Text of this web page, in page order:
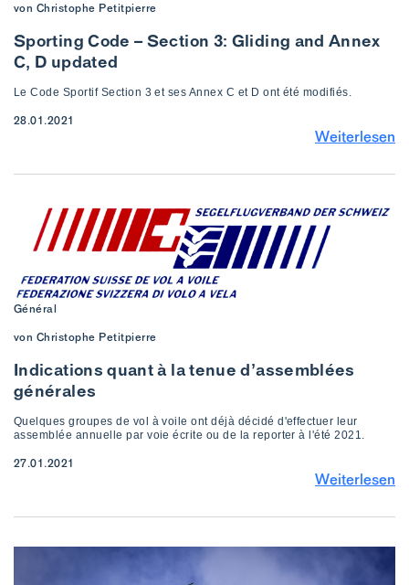
von Christophe Petitpierre
Sporting Code – Section 3: Gliding and Annex
C, D updated
Le Code Sportif Section 3 et ses Annex C et D ont été modifiés.
28.01.2021
Weiterlesen
Général
von Christophe Petitpierre
Indications quant à la tenue d’assemblées
générales
Quelques groupes de vol à voile ont déjà décidé d'effectuer leur
assemblée annuelle par voie écrite ou de la reporter à l'été 2021.
27.01.2021
Weiterlesen